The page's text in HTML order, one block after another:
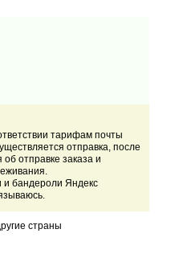
тарифам почты
отправка, после
об отправке заказа и
и бандероли Яндекс
страны